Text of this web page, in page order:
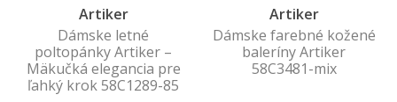
Artiker
Dámske letné
poltopánky Artiker –
Mäkučká elegancia pre
ľahký krok 58C1289-85
Artiker
Dámske farebné kožené
baleríny Artiker
58C3481-mix